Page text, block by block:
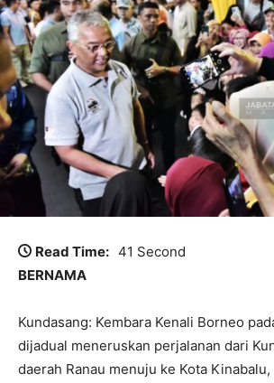
Read Time: 41 Second
BERNAMA
Kundasang: Kembara Kenali Borneo
dijadual meneruskan perjalanan dari
daerah Ranau menuju ke Kota